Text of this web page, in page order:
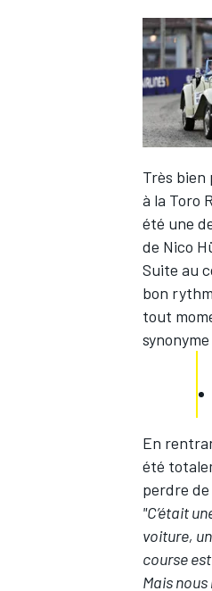
WEC
Très
à la Toro
été une
de Nico
Suite au
bon
tout
En
été
perdre
"C’était
voiture,
course
Mais